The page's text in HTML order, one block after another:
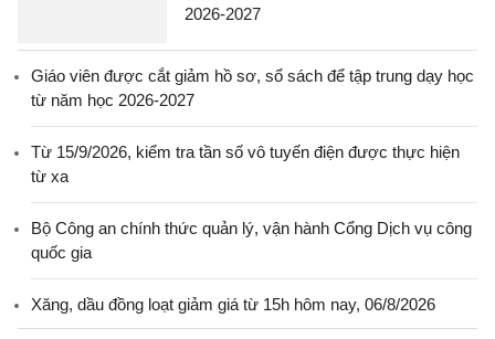
2026-2027
Giáo viên được cắt giảm hồ sơ, sổ sách để tập trung dạy học
từ năm học 2026-2027
Từ 15/9/2026, kiểm tra tần số vô tuyến điện được thực hiện
từ xa
Bộ Công an chính thức quản lý, vận hành Cổng Dịch vụ công
quốc gia
Xăng, dầu đồng loạt giảm giá từ 15h hôm nay, 06/8/2026